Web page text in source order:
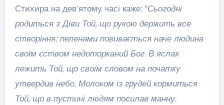
Стихира на дев’ятому часі каже: “Сьогодні
родиться з Діви Той, що рукою держить все
створіння; пеленами повивається наче людина
своїм єством недоторканий Бог. В яслах
лежить Той, що своїм словом на початку
утвердив небо. Молоком із грудей кормиться
Той, що в пустині людям посилав манну.